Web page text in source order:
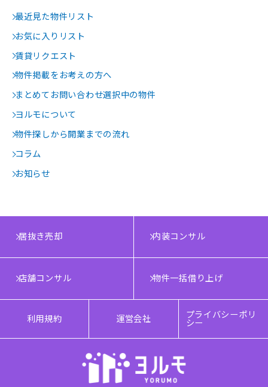
最近見た物件リスト
お気に入りリスト
賃貸リクエスト
物件掲載をお考えの方へ
まとめてお問い合わせ選択中の物件
ヨルモについて
物件探しから開業までの流れ
コラム
お知らせ
居抜き売却 内装コンサル
店舗コンサル 物件一括借り上げ
利用規約 運営会社 プライバシーポリ
シー